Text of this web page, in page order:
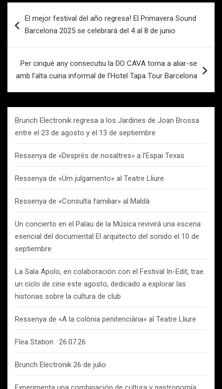
de
El mejor festival del año regresa! El Primavera Sound
Barcelona 2025 se celebrará del 4 al 8 de junio
Per cinquè any consecutiu la DO CAVA torna a aliar-se
amb l’alta cuina informal de l’Hotel Tapa Tour Barcelona
Brunch Electronik regresa a los Jardines de Joan Brossa
entre el 23 de agosto y el 13 de septiembre
Ressenya de «Després de nosaltres» a l’Espai Texas
Ressenya de «Um julgamento» al Teatre Lliure
Ressenya de «Consulta familiar» al Maldà
Un concierto en el Palau de la Música revivirá una escena
esencial del documental El arquitecto del sonido el 10 de
septiembre
La Sala Apolo, en colaboración con el Festival In-Edit, trae
un ciclo de cine este agosto, dedicado a explorar las
historias sobre la cultura de club
Ressenya de «A la colònia penitenciària» al Teatre Lliure
Flea Station · 26.07.26
Brunch Electronik 26 de julio